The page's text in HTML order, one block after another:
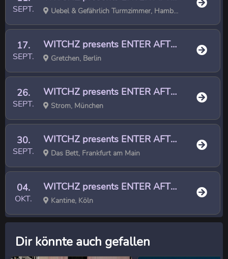
SEPT. Uebel & Gefährlich Turmzimmer, Hamburg
17.
SEPT.
WITCHZ presents ENTER AFTERLIFE World Tour 2026
Gretchen, Berlin
26.
SEPT.
WITCHZ presents ENTER AFTERLIFE World Tour 2026
Strom, München
30.
SEPT.
WITCHZ presents ENTER AFTERLIFE World Tour 2026
Das Bett, Frankfurt am Main
04.
OKT.
WITCHZ presents ENTER AFTERLIFE World Tour 2026
Kantine, Köln
Dir könnte auch gefallen